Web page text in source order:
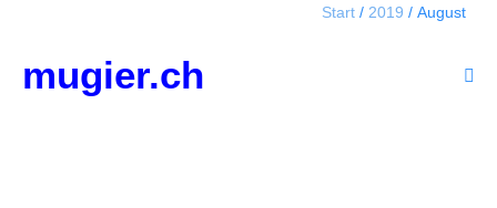
springen
mugier.ch
Start / 2019 / August